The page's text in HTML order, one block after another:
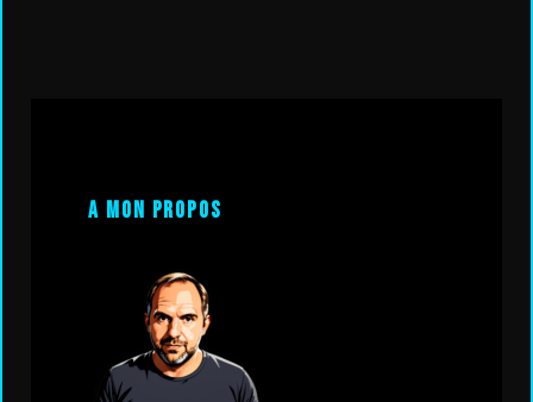
A mon propos